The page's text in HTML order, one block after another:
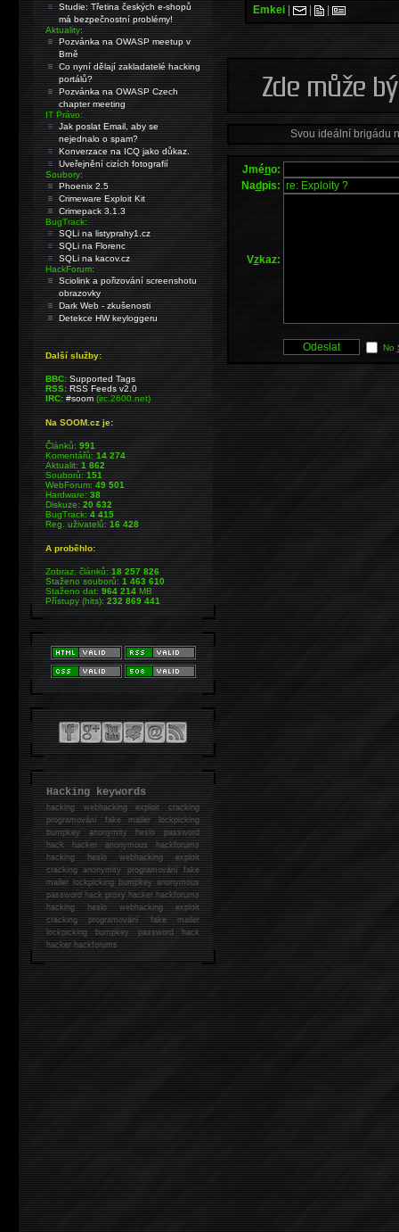
Emkei | | |
Svou ideální brigádu
Jméno:
Nadpis:
Vzkaz:
No
Studie: Třetina českých e-shopů
má bezpečnostní problémy!
Aktuality:
Pozvánka na OWASP meetup v
Brně
Co nyní dělají zakladatelé hacking
portálů?
Pozvánka na OWASP Czech
chapter meeting
IT Právo:
Jak poslat Email, aby se
nejednalo o spam?
Konverzace na ICQ jako důkaz.
Uveřejnění cizích fotografií
Soubory:
Phoenix 2.5
Crimeware Exploit Kit
Crimepack 3.1.3
BugTrack:
SQLi na listyprahy1.cz
SQLi na Florenc
SQLi na kacov.cz
HackForum:
Sciolink a pořizování screenshotu
obrazovky
Dark Web - zkušenosti
Detekce HW keyloggeru
Další služby:
BBC: Supported Tags
RSS: RSS Feeds v2.0
IRC: #soom(irc.2600.net)
Na SOOM.cz je:
Článků:991
Komentářů:14 274
Aktualit:1 862
Souborů:151
WebForum:49 501
Hardware:38
Diskuze:20 632
BugTrack:4 415
Reg. uživatelů:16 428
A proběhlo:
Zobraz. článků:18 257 826
Staženo souborů:1 463 610
Staženo dat:964 214MB
Přístupy (hits):232 869 441
Hacking keywords
hackingwebhacking exploit cracking
programování fake mailer lockpicking
bumpkey anonymity heslo password
hackhacker anonymous hackforums
hackingheslo webhacking exploit
cracking anonymity programování fake
mailer lockpicking bumpkey anonymous
password hack proxy hacker hackforums
hacking heslo webhacking exploit
cracking programování fake mailer
lockpicking bumpkey password hack
hackerhackforums